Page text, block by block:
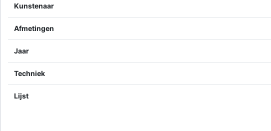
Kunstenaar
Afmetingen
Jaar
Techniek
Lijst